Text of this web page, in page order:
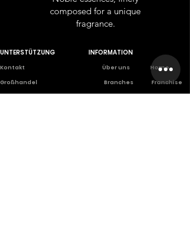
composed for a unique
fragrance.
UNTERSTÜTZUNG INFORMATION
Kontakt Über uns Home
Großhandel Branches Franchise